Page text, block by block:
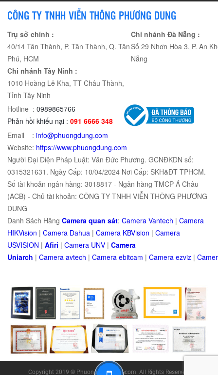
CÔNG TY TNHH VIỄN THÔNG PHƯƠNG DUNG
Trụ sở chính :
40/14 Tân Thành, P. Tân Thành, Q. Tân
Phú, HCM
Chi nhánh Đà Nẵng :
Số 29 Nhơn Hòa 3, P. An
Nẵng
Chi nhánh Tây Ninh :
1010 Hoàng Lê Kha, TT Châu Thành,
Tỉnh Tây Ninh
Hotline : 0989865766
Phản hồi khiếu nại : 091 6666 348
Email : info@phuongdung.com
Website: https://www.phuongdung.com
Người Đại Diện Pháp Luật: Văn Đức Phương. GCNĐKDN số:
0315321631. Ngày Cấp: 10/04/2024 Nơi Cấp: SKH&ĐT TPHCM.
Số tài khoản ngân hàng: 3018817 - Ngân hàng TMCP Á Châu
(ACB) - Chủ tài khoản: CÔNG TY TNHH VIỄN THÔNG PHƯƠNG
DUNG
Danh Sách Hãng Camera quan sát: Camera Vantech | Camera
HIKVision | Camera Dahua | Camera KBVision | Camera
USVISION | Afiri | Camera UNV | Camera
Uniarch | Camera avtech | Camera ebitcam | Camera ezviz |
Copyright 2019 © Phuong Dung Telecom. All Rights Reserved.